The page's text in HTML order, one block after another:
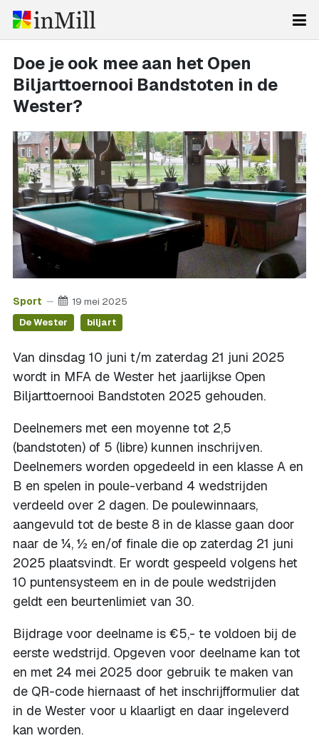
Doe je ook mee aan het Open
Biljarttoernooi Bandstoten in de
Wester?
Sport 19 mei 2025
De Wester biljart
Van dinsdag 10 juni t/m zaterdag 21 juni 2025
wordt in MFA de Wester het jaarlijkse Open
Biljarttoernooi Bandstoten 2025 gehouden.
Deelnemers met een moyenne tot 2,5
(bandstoten) of 5 (libre) kunnen inschrijven.
Deelnemers worden opgedeeld in een klasse A en
B en spelen in poule-verband 4 wedstrijden
verdeeld over 2 dagen. De poulewinnaars,
aangevuld tot de beste 8 in de klasse gaan door
naar de ¼, ½ en/of finale die op zaterdag 21 juni
2025 plaatsvindt. Er wordt gespeeld volgens het
10 puntensysteem en in de poule wedstrijden
geldt een beurtenlimiet van 30.
Bijdrage voor deelname is €5,- te voldoen bij de
eerste wedstrijd. Opgeven voor deelname kan tot
en met 24 mei 2025 door gebruik te maken van
de QR-code hiernaast of het inschrijfformulier dat
in de Wester voor u klaarligt en daar ingeleverd
kan worden.